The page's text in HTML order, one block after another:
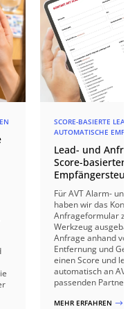
SCORE-BASIERTE LEAD-
AUTOMATISCHE
Lead- und
Score-basierter
Für AVT Alarm- und
haben wir das
Anfrageformular zu
Werkzeug
Anfrage anhand von
Entfernung und
einen Score und
automatisch an AVT
passenden
MEHR ERFAHREN $